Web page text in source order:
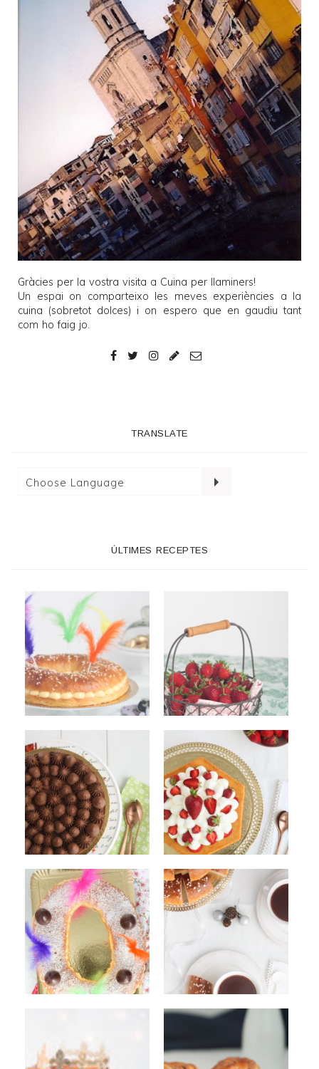
Gràcies per la vostra visita a Cuina per llaminers!
Un espai on comparteixo les meves experiències a la
cuina (sobretot dolces) i on espero que en gaudiu tant
com ho faig jo.
TRANSLATE
ÚLTIMES RECEPTES